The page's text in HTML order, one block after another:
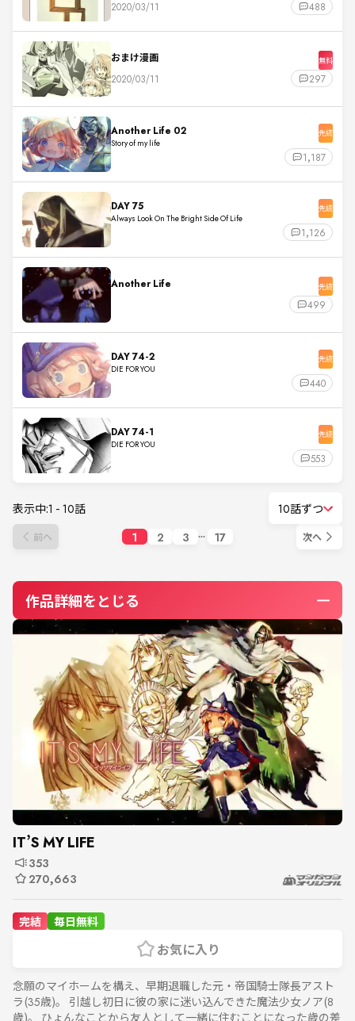
2020/03/11 488
おまけ漫画 無料
2020/03/11 297
Another Life 02
Story of my life
先読
1,187
DAY 75
Always Look On The Bright Side Of Life
先読
1,126
Another Life 先読
499
DAY 74-2
DIE FOR YOU
先読
440
DAY 74-1
DIE FOR YOU
先読
553
表示中:1 - 10話 10話ずつ
前へ 1 2 3 17 次へ
作品詳細をとじる
IT’S MY LIFE
353
270,663
完結 毎日無料
お気に入り
念願のマイホームを構え、早期退職した元・帝国騎士隊長アスト
ラ(35歳)。 引越し初日に彼の家に迷い込んできた魔法少女ノア(8
歳)。 ひょんなことから友人として一緒に住むことになった歳の差